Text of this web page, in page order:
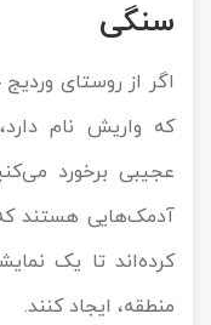
سنگی
اگر از روستای
که واریش نام
عجیبی برخورد
آدمک‌هایی هستند که
کرده‌اند تا یک
منطقه، ایجاد کنند.